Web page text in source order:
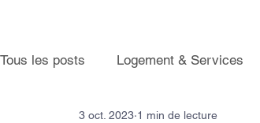
Tous les posts Logement & Services
3 oct. 2023 1 min de lecture